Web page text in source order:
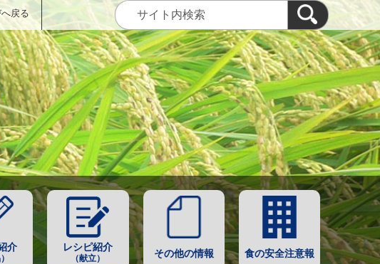
戻る
介 レシピ紹介
（献立） その他の情報 食の安全注意報